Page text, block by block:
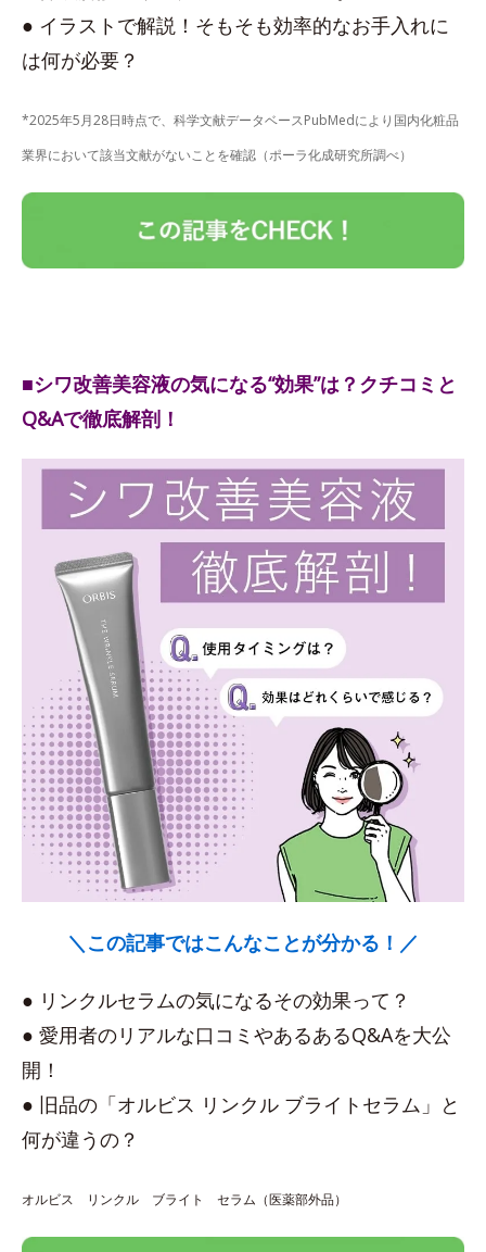
● イラストで解説！そもそも効率的なお手入れに
は何が必要？
*2025年5月28日時点で、科学文献データベースPubMedにより国内化粧品
業界において該当文献がないことを確認（ポーラ化成研究所調べ）
■シワ改善美容液の気になる“効果”は？クチコミと
Q&Aで徹底解剖！
＼この記事ではこんなことが分かる！／
● リンクルセラムの気になるその効果って？
● 愛用者のリアルな口コミやあるあるQ&Aを大公
開！
● 旧品の「オルビス リンクル ブライトセラム」と
何が違うの？
オルビス リンクル ブライト セラム（医薬部外品）